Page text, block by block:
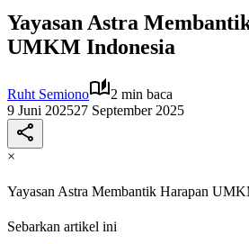
Yayasan Astra
UMKM Indonesia
Ruht Semiono
2 min baca
9 Juni 202527 September 2025
×
Yayasan Astra Membantik Harapan
Sebarkan artikel ini